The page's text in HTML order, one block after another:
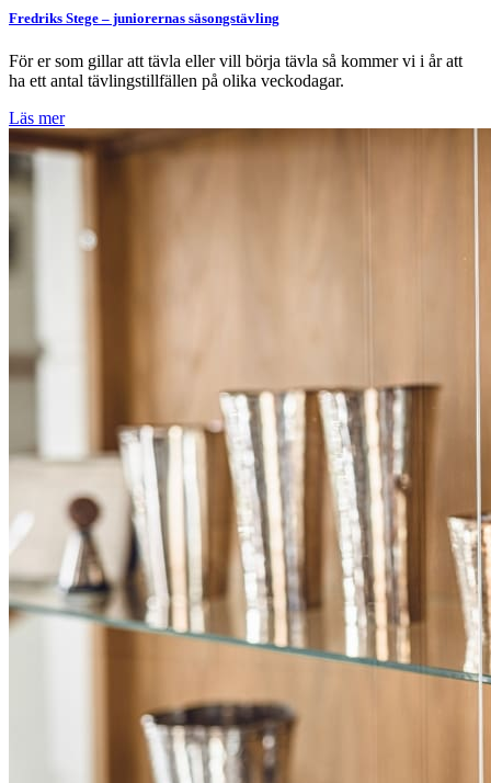
Fredriks Stege – juniorernas säsongstävling
För er som gillar att tävla eller vill börja tävla så kommer vi i år att
ha ett antal tävlingstillfällen på olika veckodagar.
Läs mer